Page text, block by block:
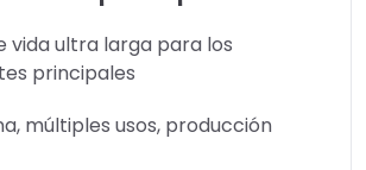
vida ultra larga para los
principales
múltiples usos, producción